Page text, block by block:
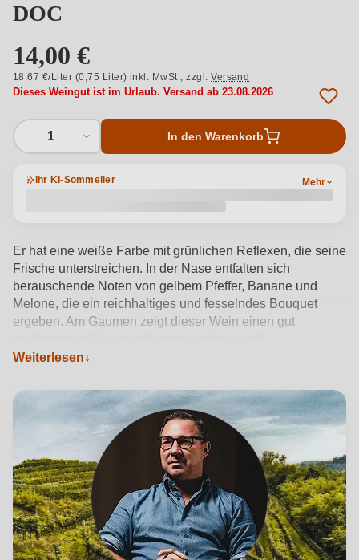
DOC
14,00 €
18,67 €/Liter (0,75 Liter) inkl. MwSt.,zzgl.Versand
Dieses Weingut ist im Urlaub. Versand ab 23.08.2026
1 In den Warenkorb
Ihr KI-Sommelier Mehr
Er hat eine weiße Farbe mit grünlichen Reflexen, die seine
Frische unterstreichen. In der Nase entfalten sich
berauschende Noten von gelbem Pfeffer, Banane und
Melone, die ein reichhaltiges und fesselndes Bouquet
ergeben. Am Gaumen zeigt dieser Wein einen gut
überzeugenden Textur, die jeden Schluck elegant
Klonenselektion und bietet ein ausgewogenes und
einhüllendes Erlebnis, das die Sorgfalt und Leidenschaft,
die ihn hervorgebracht haben, fein zum Ausdruck bringt.
Produktdetails anzeigen →
Weiterlesen